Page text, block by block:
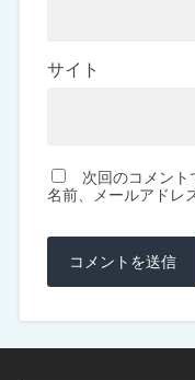
サイト
次回のコメン
名前、メールアドレ